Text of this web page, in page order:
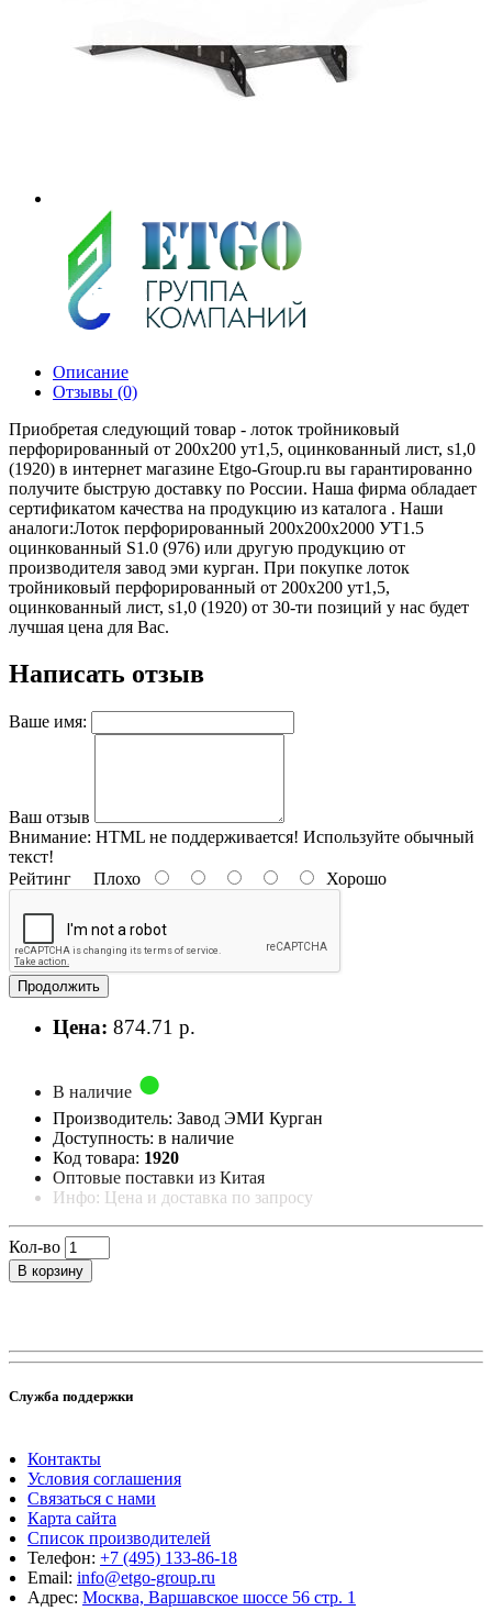
Описание
Отзывы (0)
Приобретая следующий товар - лоток тройниковый
перфорированный от 200х200 ут1,5, оцинкованный лист, s1,0
(1920) в интернет магазине Etgo-Group.ru вы гарантированно
получите быструю доставку по России. Наша фирма обладает
сертификатом качества на продукцию из каталога . Наши
аналоги:Лоток перфорированный 200х200х2000 УТ1.5
оцинкованный S1.0 (976) или другую продукцию от
производителя завод эми курган. При покупке лоток
тройниковый перфорированный от 200х200 ут1,5,
оцинкованный лист, s1,0 (1920) от 30-ти позиций у нас будет
лучшая цена для Вас.
Написать отзыв
Ваше имя:
Ваш отзыв
Внимание: HTML не поддерживается! Используйте обычный
текст!
Рейтинг Плохо Хорошо
Продолжить
Цена: 874.71 р.
В наличие
Производитель: Завод ЭМИ Курган
Доступность: в наличие
Код товара: 1920
Оптовые поставки из Китая
Инфо: Цена и доставка по запросу
Кол-во
В корзину
Служба поддержки
Контакты
Условия соглашения
Связаться с нами
Карта сайта
Список производителей
Телефон: +7 (495) 133-86-18
Email: info@etgo-group.ru
Адрес: Москва, Варшавское шоссе 56 стр. 1